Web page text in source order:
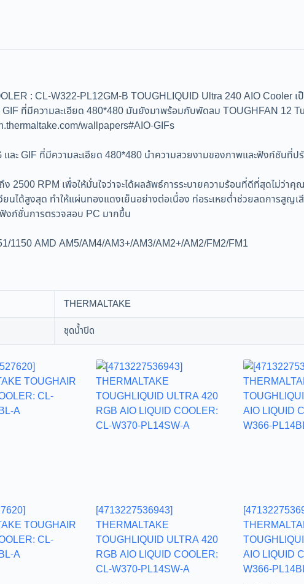
: CL-W322-PL12GM-B TOUGHLIQUID Ultra 240 AIO Cooler เ
ที่มีความละเอียด 480*480 มันยังมาพร้อมกับพัดลม TOUGHFAN 12
wallpapers#AIO-GIFs
ะ GIF ที่มีความละเอียด 480*480 นำความสวยงามของภาพและฟังก์ชันที่ป
RPM เพื่อให้มั่นใจว่าจะได้ผลลัพธ์การระบายความร้อนที่ดีที่สุดไม่ว่าคุ
ได้สูงสุด ทำให้แผ่นทองแดงเย็นอย่างต่อเนื่อง ท่อระเหยต่ำช่วยลดการสูญ
งก์ชั่นการตรวจสอบ PC มากขึ้น
1150 AMD AM5/AM4/AM3+/AM3/AM2+/AM2/FM2/FM1
THERMALTAKE
ชุดน้ำปิด
TOUGHAIR
CL-
A
[4713227536943]
THERMALTAKE
TOUGHLIQUID ULTRA 420
RGB AIO LIQUID COOLER:
CL-W370-PL14SW-A
AIO LIQUID
W366-